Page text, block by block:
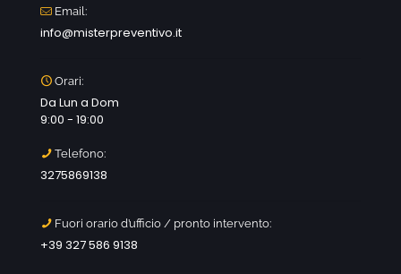
Email:
info@misterpreventivo.it
Orari:
Da Lun a Dom
9:00 - 19:00
Telefono:
3275869138
Fuori orario d’ufficio / pronto intervento:
+39 327 586 9138